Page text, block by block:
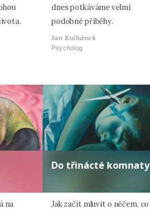
dnes potkáváme velmi
podobné příběhy.
Jan Kulhánek
Psycholog
na
Do třinácté komnaty
Jak začít mluvit o něčem, co